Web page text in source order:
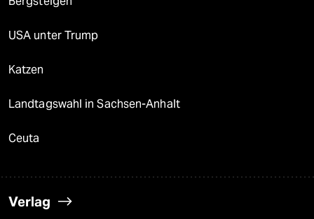
USA unter Trump
Katzen
Landtagswahl in Sachsen-Anhalt
Ceuta
Verlag